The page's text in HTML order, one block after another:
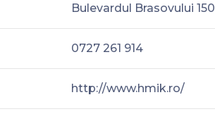
Bulevardul Brasovului 150
0727 261 914
http://www.hmik.ro/